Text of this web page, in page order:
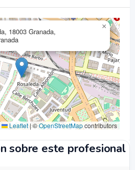
18003 Granada,
×
Leaflet |©OpenStreetMapcontributors
sobre este profesional